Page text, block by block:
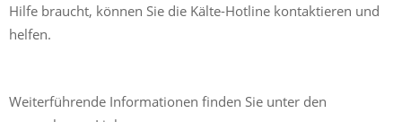
Hilfe braucht, können Sie die Kälte-Hotline kontaktieren und
helfen.
Weiterführende Informationen finden Sie unter den